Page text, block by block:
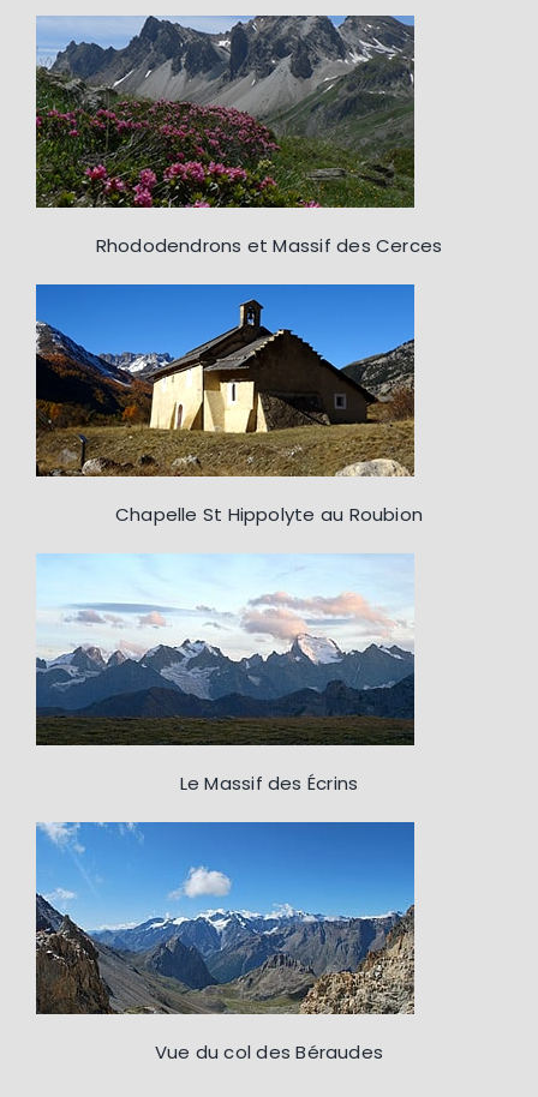
Rhododendrons et Massif des Cerces
Chapelle St Hippolyte au Roubion
Le Massif des Écrins
Vue du col des Béraudes